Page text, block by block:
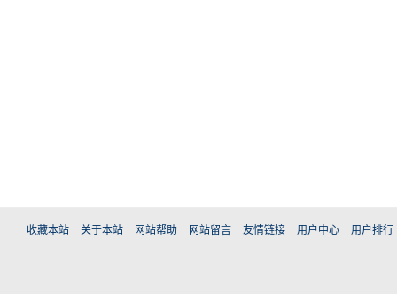
收藏本站 关于本站 网站帮助 网站留言 友情链接 用户中心 用户排行